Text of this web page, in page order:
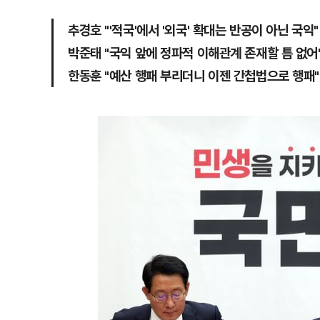
추경호 "'적국'에서 '외국' 확대는 반공이 아닌 국익"
박준태 "국익 앞에 정파적 이해관계 존재할 틈 없
한동훈 "예산 행패 부리더니 이젠 간첩법으로 행패"